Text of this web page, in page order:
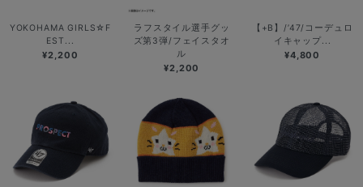
YOKOHAMA GIRLS☆F
EST...
¥2,200
ラフスタイル選手グッ
ズ第3弾/フェイスタオ
ル
¥2,200
【+B】/’47/コーデュロ
イキャップ...
¥4,800